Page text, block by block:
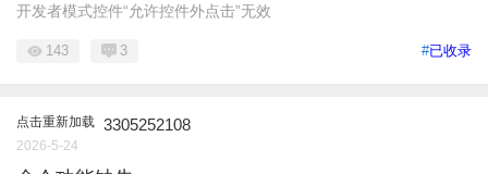
开发者模式控件“允许控件外点击”无效
#已收录
143 3
点击重新加载 3305252108
2026-5-24